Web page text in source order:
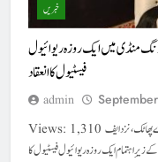
خبریں
منڈی میں ایک روزہ ریوائیول
فیسٹیول کا انعقاد
admin
Views: 1,310 نارنگ منڈی (تادیب) 28ستمبر 2024بروز ہفتہ، شام6 بجے، ریلوے پھاٹک، نزد ایف
اہتمام ایک روزہ ریوائیول فیسٹیول کا